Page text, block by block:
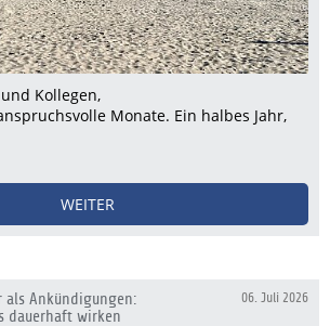
Kollegen,
Monate. Ein halbes Jahr,
WEITER
06. Juli 2026
als Ankündigungen:
dauerhaft wirken